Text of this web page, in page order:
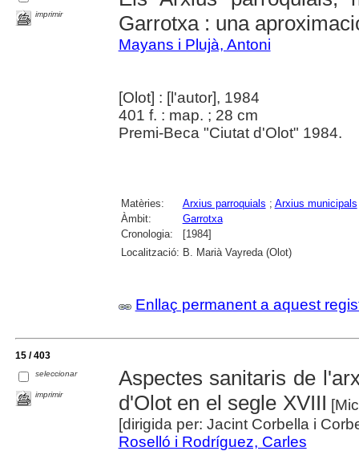
imprimir
Garrotxa : una
Mayans i Plujà, Antoni
[Olot] : [l'autor], 1984
401 f. : map. ; 28 cm
Premi-Beca "Ciutat d'Olot" 1984.
Matèries: Arxius parroquials ; Arxius municipals
Àmbit:
Garrotxa
Cronologia:
[1984]
Localització: B. Marià Vayreda (Olot)
Enllaç permanent a aquest
15 / 403
seleccionar
imprimir
Aspectes sanitaris de
d'Olot en el segle XVIII
[dirigida per: Jacint Corbella i
Roselló i Rodríguez, Carles